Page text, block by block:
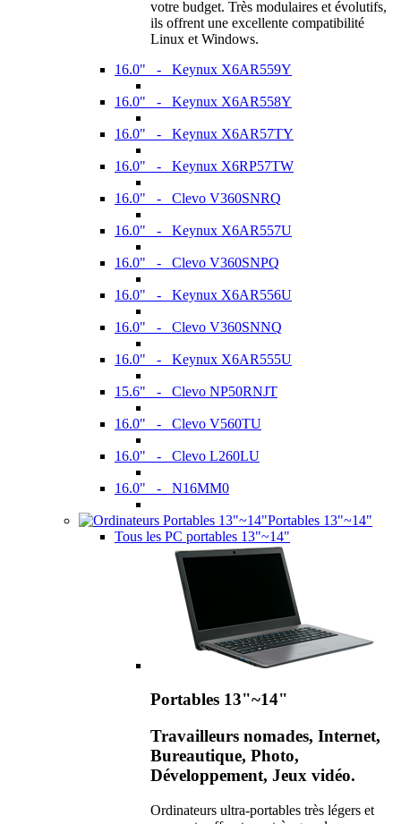
votre budget. Très modulaires et évolutifs,
ils offrent une excellente compatibilité
Linux et Windows.
16.0" - Keynux X6AR559Y
16.0" - Keynux X6AR558Y
16.0" - Keynux X6AR57TY
16.0" - Keynux X6RP57TW
16.0" - Clevo V360SNRQ
16.0" - Keynux X6AR557U
16.0" - Clevo V360SNPQ
16.0" - Keynux X6AR556U
16.0" - Clevo V360SNNQ
16.0" - Keynux X6AR555U
15.6" - Clevo NP50RNJT
16.0" - Clevo V560TU
16.0" - Clevo L260LU
16.0" - N16MM0
Portables 13"~14"
Tous les PC portables 13"~14"
Portables 13"~14"
Travailleurs nomades, Internet,
Bureautique, Photo,
Développement, Jeux vidéo.
Ordinateurs ultra-portables très légers et